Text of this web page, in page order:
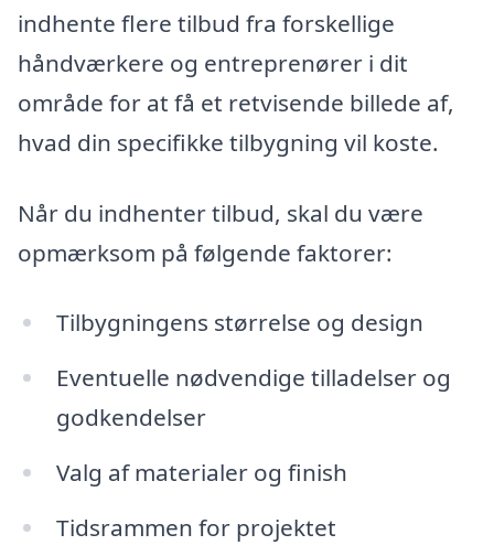
indhente flere tilbud fra forskellige
håndværkere og entreprenører i dit
område for at få et retvisende billede af,
hvad din specifikke tilbygning vil koste.
Når du indhenter tilbud, skal du være
opmærksom på følgende faktorer:
Tilbygningens størrelse og design
Eventuelle nødvendige tilladelser og
godkendelser
Valg af materialer og finish
Tidsrammen for projektet